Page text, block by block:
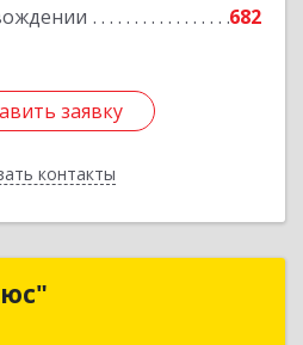
682
заявку
контакты
Подробнее
заявку
Назад
ГК "Гарант-Плюс"